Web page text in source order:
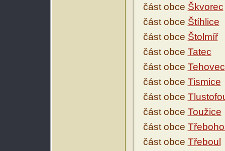
část obce Škvorec
část obce Štíhlice
část obce Štolmíř
část obce Tatec
část obce Tehovec
část obce Tismice
část obce
část obce Toužice
část obce
část obce Třeboul